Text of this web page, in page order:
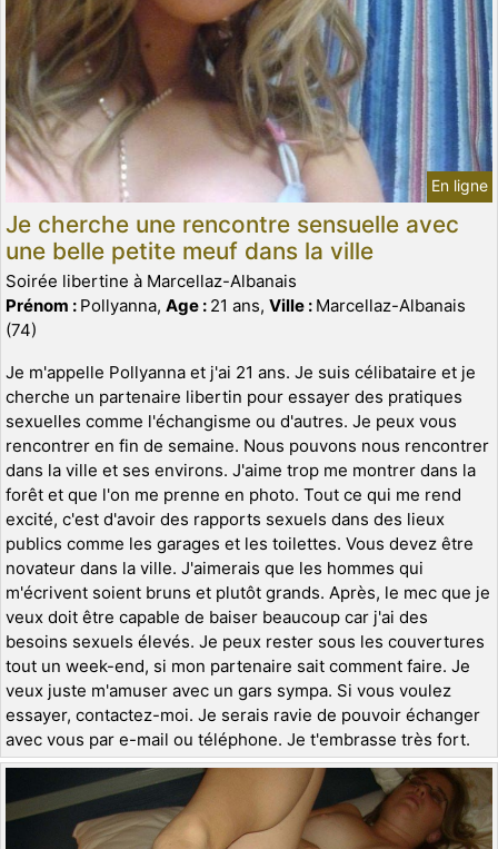
En ligne
Je cherche une rencontre sensuelle avec
une belle petite meuf dans la ville
Soirée libertine à Marcellaz-Albanais
Prénom : Pollyanna, Age : 21 ans, Ville : Marcellaz-Albanais
(74)
Je m'appelle Pollyanna et j'ai 21 ans. Je suis célibataire et je
cherche un partenaire libertin pour essayer des pratiques
sexuelles comme l'échangisme ou d'autres. Je peux vous
rencontrer en fin de semaine. Nous pouvons nous rencontrer
dans la ville et ses environs. J'aime trop me montrer dans la
forêt et que l'on me prenne en photo. Tout ce qui me rend
excité, c'est d'avoir des rapports sexuels dans des lieux
publics comme les garages et les toilettes. Vous devez être
novateur dans la ville. J'aimerais que les hommes qui
m'écrivent soient bruns et plutôt grands. Après, le mec que je
veux doit être capable de baiser beaucoup car j'ai des
besoins sexuels élevés. Je peux rester sous les couvertures
tout un week-end, si mon partenaire sait comment faire. Je
veux juste m'amuser avec un gars sympa. Si vous voulez
essayer, contactez-moi. Je serais ravie de pouvoir échanger
avec vous par e-mail ou téléphone. Je t'embrasse très fort.